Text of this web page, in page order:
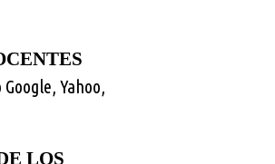
Yahoo,
LOS